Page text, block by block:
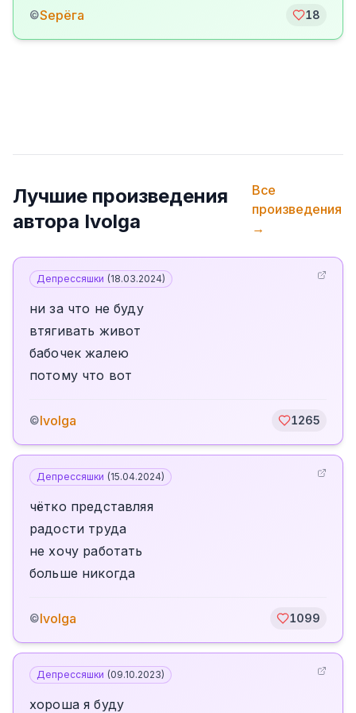
©Sерёга 18
Лучшие произведения
автора Ivolga
Все
произведения
→
Депрессяшки (18.03.2024)
ни за что не буду
втягивать живот
бабочек жалею
потому что вот
©Ivolga 1265
Депрессяшки (15.04.2024)
чётко представляя
радости труда
не хочу работать
больше никогда
©Ivolga 1099
Депрессяшки (09.10.2023)
хороша я буду